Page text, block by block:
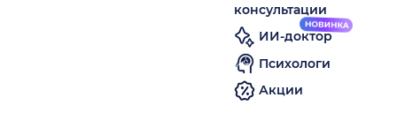
консультации
ИИ-доктор
Психологи
Акции